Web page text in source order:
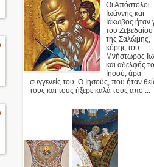
Οι Απόστολοι
Ιωάννης και
Ιάκωβος ήταν
του Ζεβεδαίου
της Σαλώμης,
κόρης του
Μνήστωρος
και αδελφής
Ιησού, άρα
συγγενείς του. Ο Ιησούς, που ήταν
τους και τους ήξερε καλά τους απο ...